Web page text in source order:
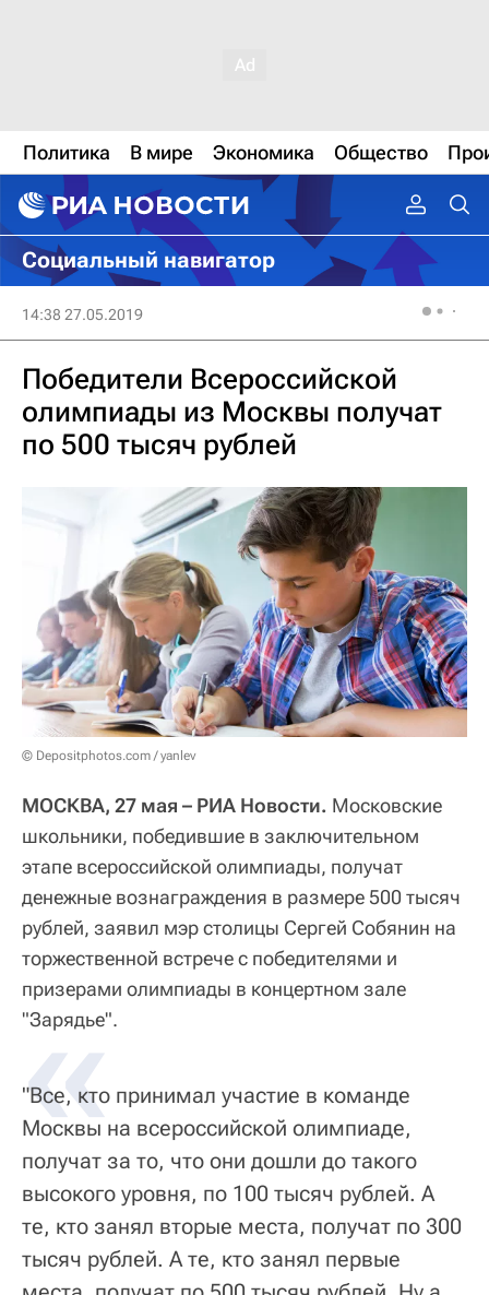
Политика В мире Экономика Общество
Социальный навигатор
14:38 27.05.2019
Победители Всероссийской
олимпиады из Москвы получат
по 500 тысяч рублей
© Depositphotos.com / yanlev
МОСКВА, 27 мая – РИА Новости. Московские
школьники, победившие в заключительном
этапе всероссийской олимпиады, получат
денежные вознаграждения в размере 500 тысяч
рублей, заявил мэр столицы Сергей Собянин на
торжественной встрече с победителями и
призерами олимпиады в концертном зале
"Зарядье".
«
"Все, кто принимал участие в команде
Москвы на всероссийской олимпиаде,
получат за то, что они дошли до такого
высокого уровня, по 100 тысяч рублей. А
те, кто занял вторые места, получат по 300
тысяч рублей. А те, кто занял первые